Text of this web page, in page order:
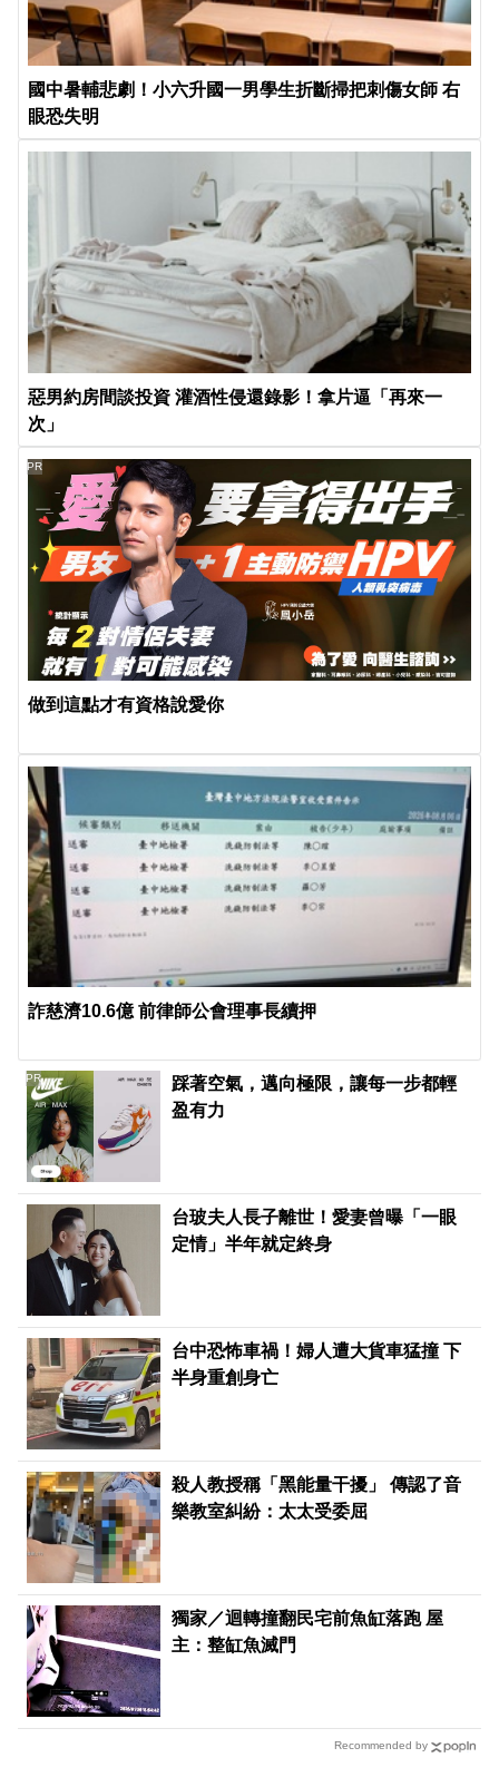
國中暑輔悲劇！小六升國一男學生折斷掃把刺傷女師 右
眼恐失明
惡男約房間談投資 灌酒性侵還錄影！拿片逼「再來一
次」
做到這點才有資格說愛你
PR
詐慈濟10.6億 前律師公會理事長續押
踩著空氣，邁向極限，讓每一步都輕
盈有力
PR
台玻夫人長子離世！愛妻曾曝「一眼
定情」半年就定終身
台中恐怖車禍！婦人遭大貨車猛撞 下
半身重創身亡
殺人教授稱「黑能量干擾」 傳認了音
樂教室糾紛：太太受委屈
獨家／迴轉撞翻民宅前魚缸落跑 屋
主：整缸魚滅門
Recommended by